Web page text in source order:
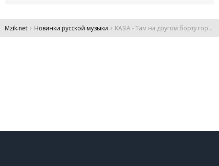
Mzik.net Новинки русской музыки KASIA - Там на другом борту гордость битая-я